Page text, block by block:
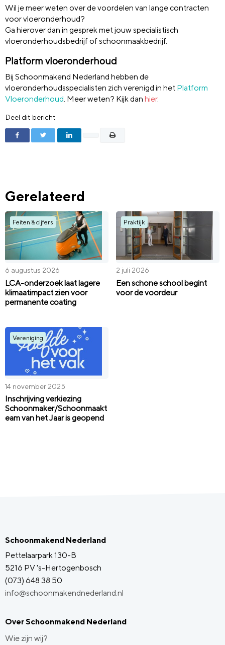
Wil je meer weten over de voordelen van lange contracten
voor vloeronderhoud?
Ga hierover dan in gesprek met jouw specialistisch
vloeronderhoudsbedrijf of schoonmaakbedrijf.
Platform vloeronderhoud
Bij Schoonmakend Nederland hebben de
vloeronderhoudsspecialisten zich verenigd in het Platform
Vloeronderhoud. Meer weten? Kijk dan hier.
Deel dit bericht
Gerelateerd
Feiten & cijfers
6 augustus 2026
LCA-onderzoek laat lagere
klimaatimpact zien voor
permanente coating
Praktijk
2 juli 2026
Een schone school begint
voor de voordeur
Vereniging
14 november 2025
Inschrijving verkiezing
Schoonmaker/Schoonmaakt
eam van het Jaar is geopend
Schoonmakend Nederland
Pettelaarpark 130-B
5216 PV 's-Hertogenbosch
(073) 648 38 50
info@schoonmakendnederland.nl
Over Schoonmakend Nederland
Wie zijn wij?